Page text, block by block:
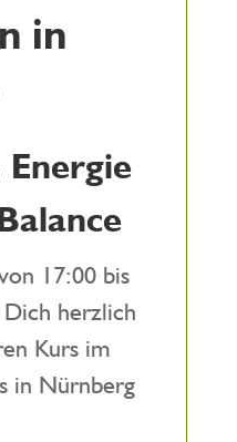
in
17:00 bis
herzlich
Kurs im
in Nürnberg